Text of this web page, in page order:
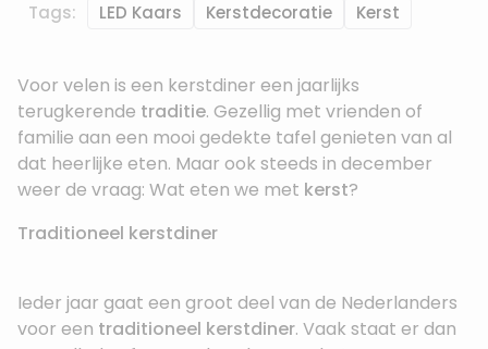
Tags: LED Kaars Kerstdecoratie Kerst
Voor velen is een kerstdiner een jaarlijks
terugkerende traditie. Gezellig met vrienden of
familie aan een mooi gedekte tafel genieten van al
dat heerlijke eten. Maar ook steeds in december
weer de vraag: Wat eten we met kerst?
Traditioneel kerstdiner
Ieder jaar gaat een groot deel van de Nederlanders
voor een traditioneel kerstdiner. Vaak staat er dan